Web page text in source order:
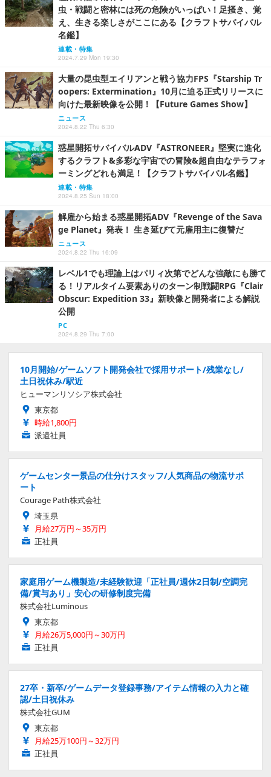
虫・戦闘と密林には死の危険がいっぱい！足掻き、覚
え、生きる楽しさがここにある【クラフトサバイバル
名鑑】
連載・特集
2024.7.29 Mon 19:30
大量の昆虫型エイリアンと戦う協力FPS『Starship Tr
oopers: Extermination』10月に迫る正式リリースに
向けた最新映像を公開！【Future Games Show】
ニュース
2024.8.22 Thu 6:30
惑星開拓サバイバルADV『ASTRONEER』堅実に進化
するクラフト&多彩な宇宙での冒険&超自由なテラフォ
ーミングどれも満足！【クラフトサバイバル名鑑】
連載・特集
2024.8.25 Sun 18:00
解雇から始まる惑星開拓ADV『Revenge of the Sava
ge Planet』発表！ 生き延びて元雇用主に復讐だ
ニュース
2024.8.22 Thu 16:09
レベル1でも理論上はパリィ次第でどんな強敵にも勝て
る！リアルタイム要素ありのターン制戦闘RPG『Clair
Obscur: Expedition 33』新映像と開発者による解説
公開
PC
2024.8.29 Thu 7:00
10月開始/ゲームソフト開発会社で採用サポート/残業なし/
土日祝休み/駅近
ヒューマンリソシア株式会社
東京都
時給1,800円
派遣社員
ゲームセンター景品の仕分けスタッフ/人気商品の物流サポ
ート
Courage Path株式会社
埼玉県
月給27万円～35万円
正社員
家庭用ゲーム機製造/未経験歓迎「正社員/週休2日制/空調完
備/賞与あり」安心の研修制度完備
株式会社Luminous
東京都
月給26万5,000円～30万円
正社員
27卒・新卒/ゲームデータ登録事務/アイテム情報の入力と確
認/土日祝休み
株式会社GUM
東京都
月給25万100円～32万円
正社員